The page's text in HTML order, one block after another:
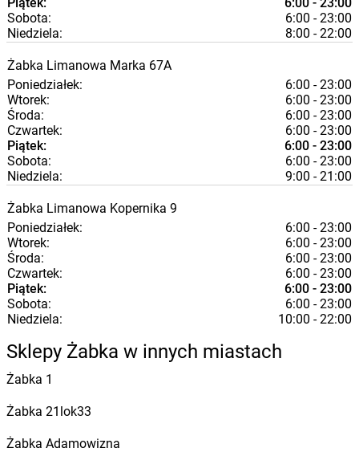
Sobota:
6:00 - 23:00
Niedziela:
8:00 - 22:00
Żabka Limanowa Marka 67A
Poniedziałek:
6:00 - 23:00
Wtorek:
6:00 - 23:00
Środa:
6:00 - 23:00
Czwartek:
6:00 - 23:00
Piątek:
6:00 - 23:00
Sobota:
6:00 - 23:00
Niedziela:
9:00 - 21:00
Żabka Limanowa Kopernika 9
Poniedziałek:
6:00 - 23:00
Wtorek:
6:00 - 23:00
Środa:
6:00 - 23:00
Czwartek:
6:00 - 23:00
Piątek:
6:00 - 23:00
Sobota:
6:00 - 23:00
Niedziela:
10:00 - 22:00
Sklepy Żabka w innych miastach
Żabka 1
Żabka 21lok33
Żabka Adamowizna